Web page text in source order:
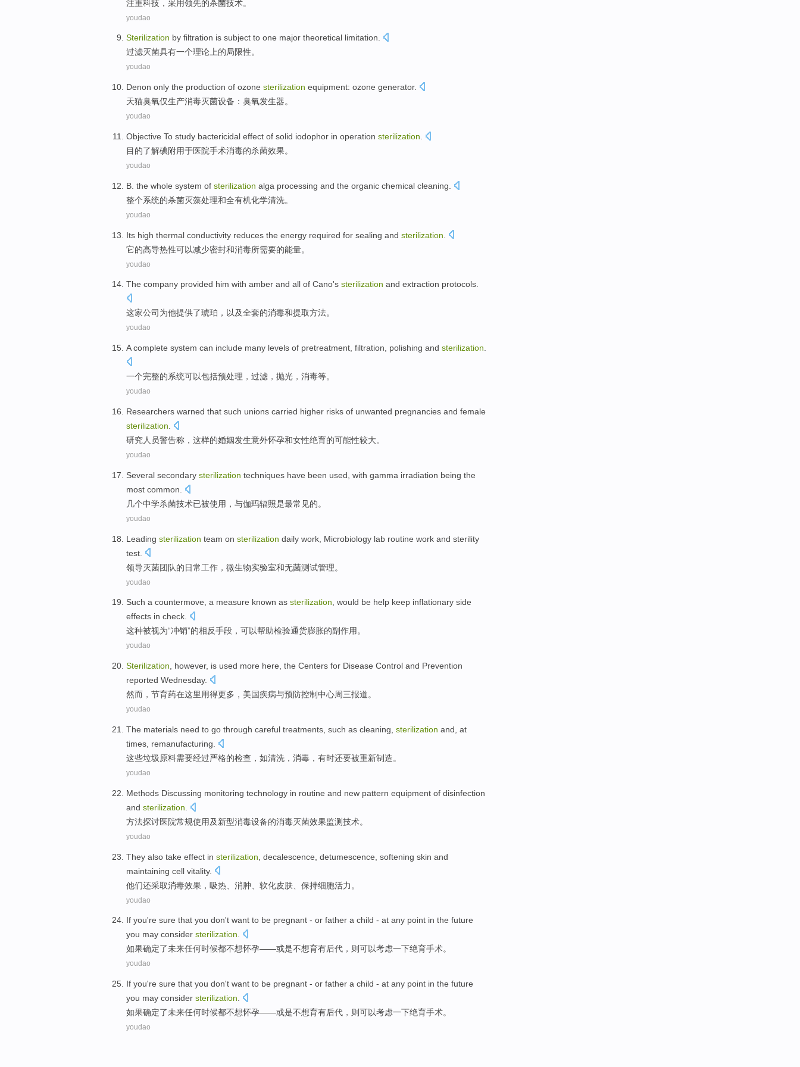
注重科技 ， 采用领先的杀菌技术。
youdao
Sterilization by filtration is subject to one major theoretical limitation.
过滤灭菌具有一个理论上的局限性。
youdao
Denon only the production of ozone sterilization equipment: ozone generator.
天猫臭氧仅生产消毒灭菌设备 ：臭氧发生器。
youdao
Objective To study bactericidal effect of solid iodophor in operation sterilization
目的了解碘附用于医院手术消毒的杀菌效果。
youdao
B. the whole system of sterilization alga processing and the organic chemical cleaning
整个系统的杀菌灭藻处理和全有机化学清洗。
youdao
Its high thermal conductivity reduces the energy required for sealing and sterilization
它的高导热性可以减少密封和消毒所需要的能量。
youdao
The company provided him with amber and all of Cano's sterilization and extraction protocols.
这家公司 为他提供了琥珀 ， 以及全套的消毒和提取方法。
youdao
A complete system can include many levels of pretreatment filtration polishing and sterilization
一个完整的系统可以包括预处理 ， 过滤 ， 抛光 ， 消毒等。
youdao
Researchers warned that such unions carried higher risks of unwanted pregnancies and female
sterilization
研究人员警告称， 这样的婚姻发生意外怀孕和女性绝育的可能性较大。
youdao
Several secondary sterilization techniques have been used with gamma irradiation being the
most common
几个中学杀菌技术已被使用 ， 与伽玛辐照是最常见的。
youdao
Leading sterilization team on sterilization daily work Microbiology lab routine work and sterility
test
领导灭菌团队的日常工作 ， 微生物实验室和无菌测试管理。
youdao
Such a countermove, a measure known as sterilization, would be help keep inflationary side
effects in check.
这种被视为“冲销”的相反手段 ， 可以帮助检验通货膨胀的副作用。
youdao
Sterilization however, is used more here the Centers for Disease Control and Prevention
reported Wednesday.
然而 ， 节育药在这里 用得更多 ， 美国疾病与预防控制中心周三报道。
youdao
The materials need to go through careful treatments, such as cleaning sterilization and at
times remanufacturing
这些垃圾原料需要经过严格的检查， 如清洗 ， 消毒 ， 有时还要被重新制造。
youdao
Methods Discussing monitoring technology in routine and new pattern equipment of disinfection
and sterilization
方法探讨医院常规使用及新型消毒设备的消毒灭菌效果监测技术。
youdao
They also take effect in sterilization decalescence detumescence softening skin and
maintaining cell vitality.
他们还采取消毒效果 ， 吸热 消肿 软化皮肤 保持细胞活力 。
youdao
If you're sure that you don't want to be pregnant - or father a child - at any point in the future
you may consider sterilization.
如果确定了未来任何时候都不想怀孕——或是不想育有后代，则可以考虑一下绝育手术。
youdao
If you're sure that you don't want to be pregnant - or father a child - at any point in the future
you may consider sterilization
如果确定了未来任何时候都不想怀孕——或是不想育有后代，则可以考虑一下绝育手术。
youdao